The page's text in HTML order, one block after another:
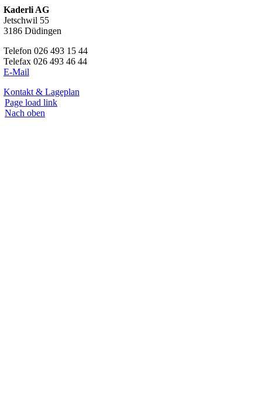
Kaderli AG
Jetschwil 55
3186 Düdingen
Telefon 026 493 15 44
Telefax 026 493 46 44
E-Mail
Kontakt & Lageplan
Page load link
Nach oben